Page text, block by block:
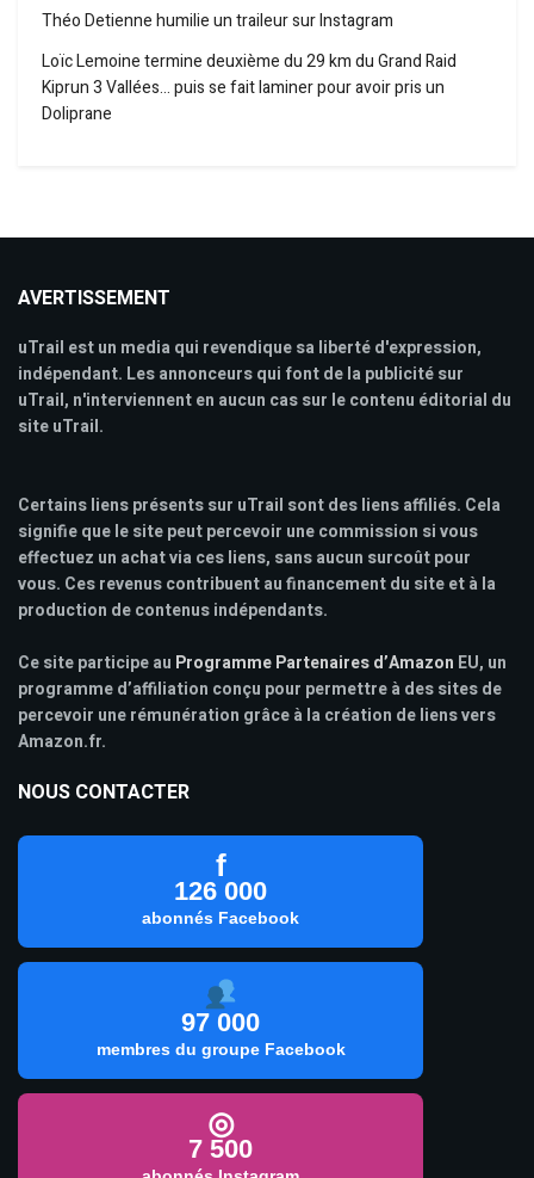
Théo Detienne humilie un traileur sur Instagram
Loïc Lemoine termine deuxième du 29 km du Grand Raid
Kiprun 3 Vallées… puis se fait laminer pour avoir pris un
Doliprane
AVERTISSEMENT
uTrail est un media qui revendique sa liberté d'expression,
indépendant. Les annonceurs qui font de la publicité sur
uTrail, n'interviennent en aucun cas sur le contenu éditorial du
site uTrail.
Certains liens présents sur uTrail sont des liens affiliés. Cela
signifie que le site peut percevoir une commission si vous
effectuez un achat via ces liens, sans aucun surcoût pour
vous. Ces revenus contribuent au financement du site et à la
production de contenus indépendants.
Ce site participe au Programme Partenaires d’Amazon EU, un
programme d’affiliation conçu pour permettre à des sites de
percevoir une rémunération grâce à la création de liens vers
Amazon.fr.
NOUS CONTACTER
f
126 000
abonnés Facebook
97 000
membres du groupe Facebook
◎
7 500